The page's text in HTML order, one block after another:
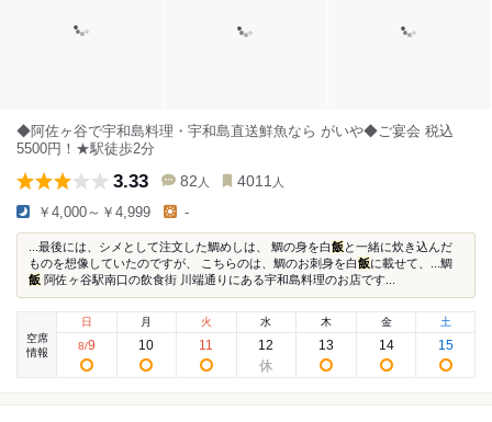
◆阿佐ヶ谷で宇和島料理・宇和島直送鮮魚なら がいや◆ご宴会 税込
5500円！★駅徒歩2分
3.33 82 人 4011 人
￥4,000～￥4,999 -
...最後には、シメとして注文した鯛めしは、 鯛の身を白飯 と一緒に炊き込んだ
ものを想像していたのですが、 こちらのは、鯛のお刺身を白飯に載せて、...鯛
飯 阿佐ヶ谷駅南口の飲食街 川端通りにある宇和島料理のお店です...
空席
情報
日
8/9
月
10
火
11
水
12
木
13
金
14
土
15